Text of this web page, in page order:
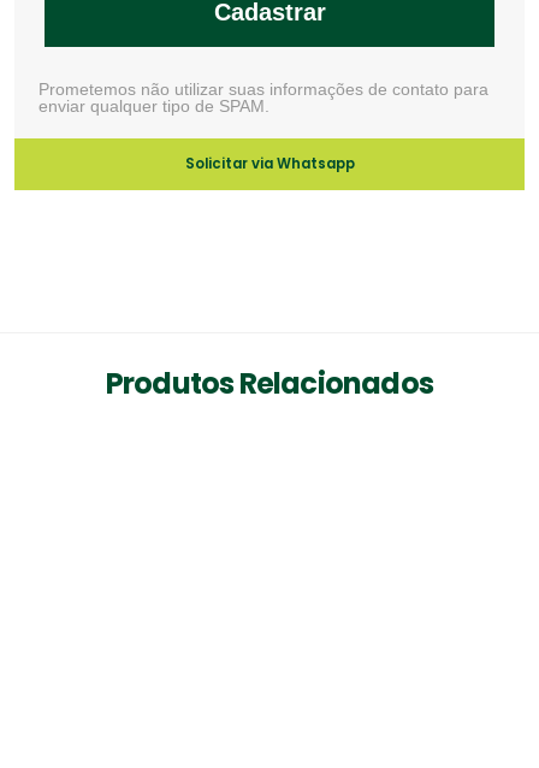
Cadastrar
Prometemos não utilizar suas informações de contato para
enviar qualquer tipo de SPAM.
Solicitar via Whatsapp
Produtos Relacionados